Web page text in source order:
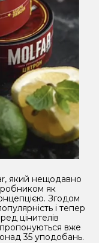
який нещодавно
як
Згодом
і тепер
цінителів
вже
35 уподобань.